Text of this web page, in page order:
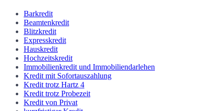
Barkredit
Beamtenkredit
Blitzkredit
Expresskredit
Hauskredit
Hochzeitskredit
Immobilienkredit und Immobiliendarlehen
Kredit mit Sofortauszahlung
Kredit trotz Hartz 4
Kredit trotz Probezeit
Kredit von Privat